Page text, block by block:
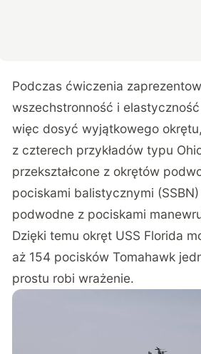
Podczas ćwiczenia
wszechstronność i elastyczność
więc dosyć wyjątkowego
z czterech przykładów typu
przekształcone z okrętów
pociskami balistycznymi
podwodne z pociskami
Dzięki temu okręt USS Florida
aż 154 pocisków Tomahawk
prostu robi wrażenie.